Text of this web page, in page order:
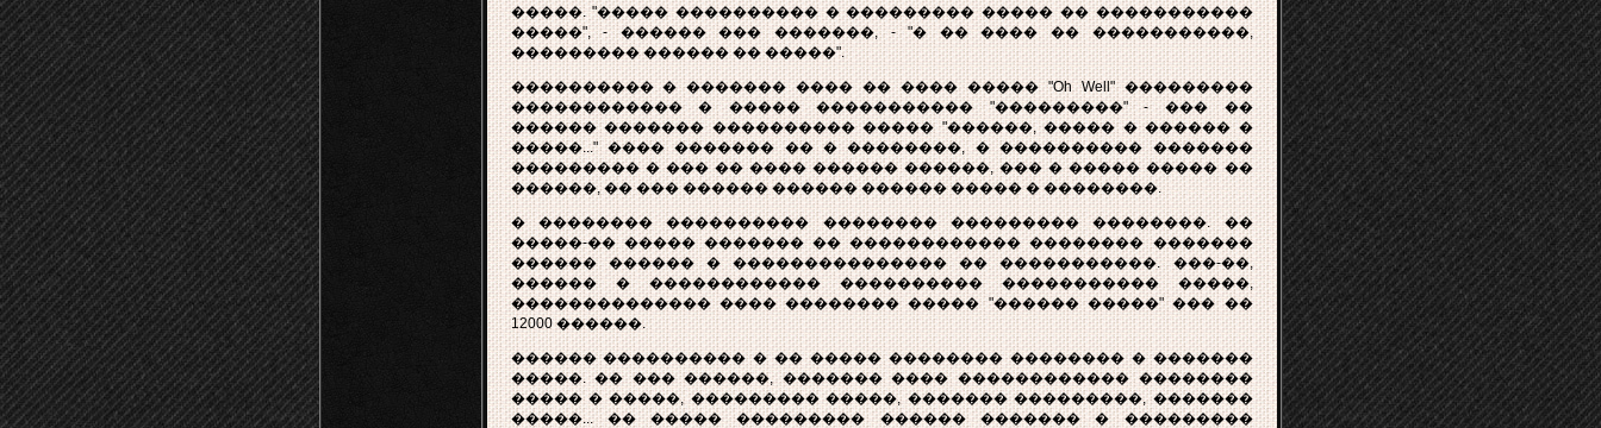
�����. "����� ���������� � ��������� ����� �� �����������
�����", - ������ ��� �������, - "� �� ���� �� �����������,
��������� ������ �� �����".
���������� � ������� ���� �� ���� ����� "Oh Well" ���������
������������ � ����� ����������� "���������" - ��� ��
������ ������� ���������� ����� "������, ����� � ������ �
�����..." ���� ������� �� � ��������, � ���������� �������
��������� � ��� �� ���� ������ ������, ��� � ����� ����� ��
������, �� ��� ������ ������ ������ ����� � ��������.
� �������� ���������� �������� ��������� ��������. ��
�����-�� ����� ������� �� ������������ �������� �������
������ ������ � ��������������� �� �����������. ���-��,
������ � ������������ ���������� ����������� �����,
�������������� ���� �������� ����� "������ �����" ��� ��
12000 ������.
������ ���������� � �� ����� �������� �������� � �������
�����. �� ��� ������, ������� ���� ������������ ��������
����� � �����, ��������� �����, ������� ���������, �������
�����... �� ����� ��������� ������ ������� � ���������